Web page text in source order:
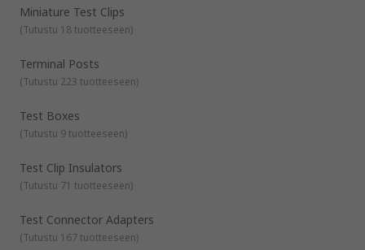
Miniature Test Clips
(Tutustu 18 tuotteeseen)
Terminal Posts
(Tutustu 223 tuotteeseen)
Test Boxes
(Tutustu 9 tuotteeseen)
Test Clip Insulators
(Tutustu 71 tuotteeseen)
Test Connector Adapters
(Tutustu 167 tuotteeseen)